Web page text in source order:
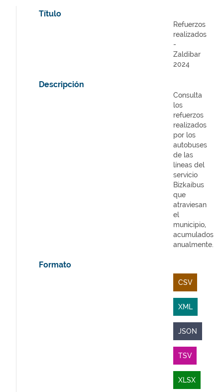
Título
Refuerzos
realizados
-
Zaldibar
2024
Descripción
Consulta
los
refuerzos
realizados
por los
autobuses
de las
líneas del
servicio
Bizkaibus
que
atraviesan
el
municipio,
acumulados
anualmente.
Formato
CSV
XML
JSON
TSV
XLSX